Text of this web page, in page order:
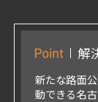
解
新たな路面
動できる名